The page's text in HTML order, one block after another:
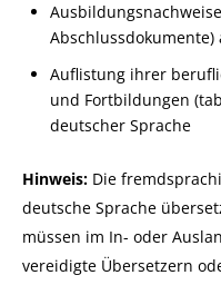
Auflistung ihrer
und Fortbildungen
deutscher Sprache
Hinweis: Die
deutsche Sprache
müssen im In- oder
vereidigte Übersetzern